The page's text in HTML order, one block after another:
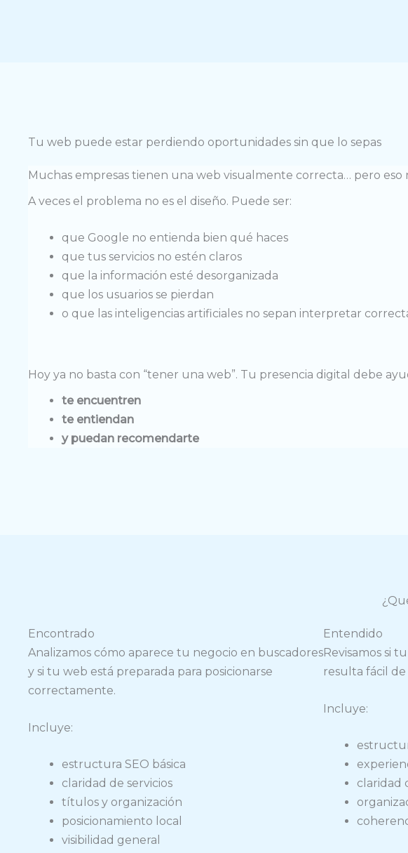
Tu web puede estar perdiendo oportunidades sin que lo sepas
Muchas empresas tienen una web visualmente correcta… pero
A veces el problema no es el diseño. Puede ser:
que Google no entienda bien qué haces
que tus servicios no estén claros
que la información esté desorganizada
que los usuarios se pierdan
o que las inteligencias artificiales no sepan interpretar
Hoy ya no basta con “tener una web”. Tu presencia digital debe
te encuentren
te entiendan
y puedan recomendarte
Encontrado
Analizamos cómo aparece tu negocio en buscadores
y si tu web está preparada para posicionarse
correctamente.
Incluye:
estructura SEO básica
claridad de servicios
títulos y organización
posicionamiento local
visibilidad general
Entendido
Revisamos si
resulta fácil
Incluye:
claridad